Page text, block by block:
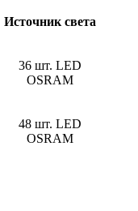
Источник света
36 шт. LED
OSRAM
48 шт. LED
OSRAM